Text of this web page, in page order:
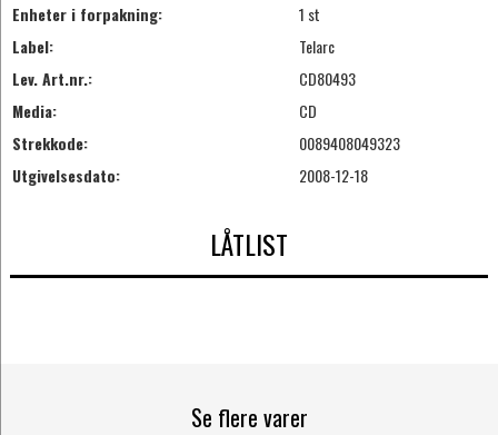
Enheter i forpakning:
1 st
Label:
Telarc
Lev. Art.nr.:
CD80493
Media:
CD
Strekkode:
0089408049323
Utgivelsesdato:
2008-12-18
LÅTLIST
Se flere varer